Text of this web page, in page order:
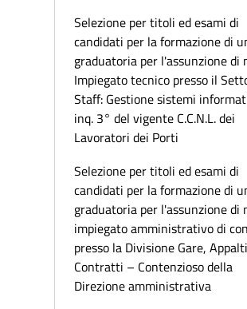
Selezione per titoli ed esami di
candidati per la formazione di
graduatoria per l'assunzione di
Impiegato tecnico presso il
Staff: Gestione sistemi
inq. 3° del vigente C.C.N.L. dei
Lavoratori dei Porti
Selezione per titoli ed esami di
candidati per la formazione di
graduatoria per l'assunzione di
impiegato amministrativo di
presso la Divisione Gare,
Contratti – Contenzioso della
Direzione amministrativa